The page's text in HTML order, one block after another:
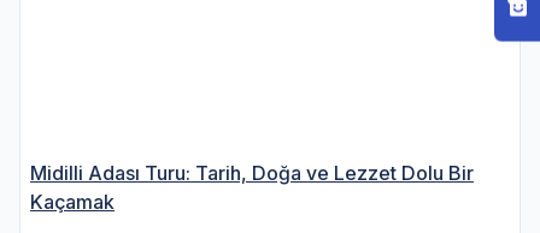
Midilli Adası Turu: Tarih, Doğa ve Lezzet Dolu Bir
Kaçamak